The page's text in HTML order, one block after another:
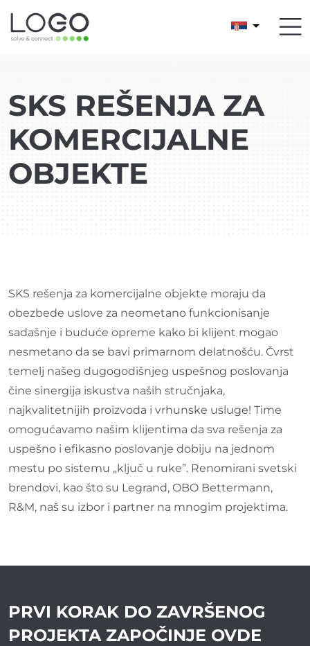
SKS REŠENJA ZA
KOMERCIJALNE
OBJEKTE
SKS rešenja za komercijalne objekte moraju da
obezbede uslove za neometano funkcionisanje
sadašnje i buduće opreme kako bi klijent mogao
nesmetano da se bavi primarnom delatnošću. Čvrst
temelj našeg dugogodišnjeg uspešnog poslovanja
čine sinergija iskustva naših stručnjaka,
najkvalitetnijih proizvoda i vrhunske usluge! Time
omogućavamo našim klijentima da sva rešenja za
uspešno i efikasno poslovanje dobiju na jednom
mestu po sistemu „ključ u ruke”. Renomirani svetski
brendovi, kao što su Legrand, OBO Bettermann,
R&M, naš su izbor i partner na mnogim projektima.
PRVI KORAK DO ZAVRŠENOG
PROJEKTA ZAPOČINJE OVDE